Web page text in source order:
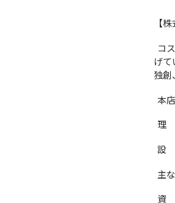
【
コ
げて
独創
本
理
設
主
資